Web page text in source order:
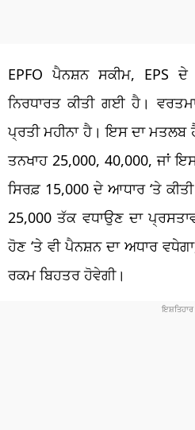
EPFOਪੈਨਸ਼ਨਸਕੀਮ, EPS ਦੇ
ਨਿਰਧਾਰਤ ਕੀਤੀ ਗਈ ਹੈ।
ਪ੍ਰਤੀ ਮਹੀਨਾ ਹੈ। ਇਸ ਦਾ ਮਤਲਬ
ਤਨਖਾਹ 25,000, 40,000,ਜਾਂ
ਸਿਰਫ਼ 15,000 ਦੇ ਆਧਾਰ ‘ਤੇ
25,000ਤੱਕ ਵਧਾਉਣ ਦਾ
ਹੋਣ ‘ਤੇ ਵੀਪੈਨਸ਼ਨਦਾ ਅਧਾਰ ਵਧੇਗਾ
ਰਕਮ ਬਿਹਤਰ ਹੋਵੇਗੀ।